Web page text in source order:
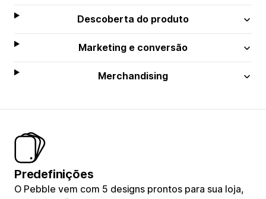
Descoberta do produto
Marketing e conversão
Merchandising
Predefinições
O Pebble vem com 5 designs prontos para sua loja,